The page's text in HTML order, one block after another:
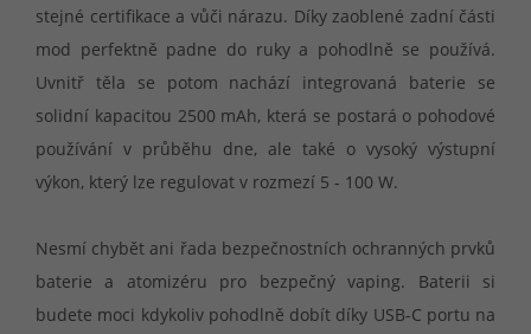
stejné certifikace a vůči nárazu. Díky zaoblené zadní části
mod perfektně padne do ruky a pohodlně se používá.
Uvnitř těla se potom nachází integrovaná baterie se
solidní kapacitou 2500 mAh, která se postará o pohodové
používání v průběhu dne, ale také o vysoký výstupní
výkon, který lze regulovat v rozmezí 5 - 100 W.
Nesmí chybět ani řada bezpečnostních ochranných prvků
baterie a atomizéru pro bezpečný vaping. Baterii si
budete moci kdykoliv pohodlně dobít díky USB-C portu na